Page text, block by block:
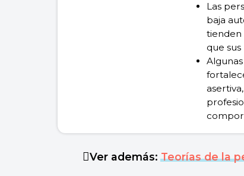
Las
baja
tienden
que
Ver además:Teorías de la